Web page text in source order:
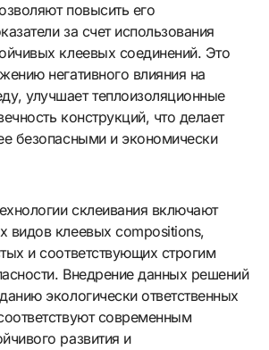
повысить его
за счет использования
клеевых соединений. Это
негативного влияния на
улучшает теплоизоляционные
конструкций, что делает
безопасными и экономически
склеивания включают
видов клеевых compositions,
и соответствующих строгим
Внедрение данных решений
экологически ответственных
современным
развития и